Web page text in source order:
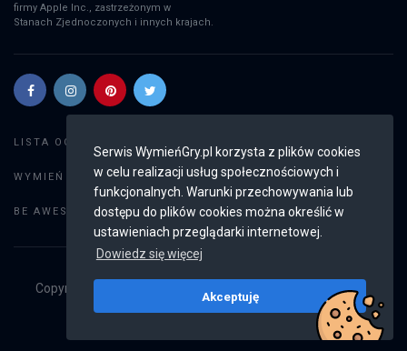
Serwis WymieńGry.pl korzysta z plików cookies
w celu realizacji usług społecznościowych i
funkcjonalnych. Warunki przechowywania lub
dostępu do plików cookies można określić w
ustawieniach przeglądarki internetowej.
Dowiedz się więcej
Akceptuję
firmy Apple Inc., zastrzeżonym w
Stanach Zjednoczonych i innych krajach.
LISTA OGŁOSZEŃ:
WYMIEŃ GRY: Dodaj ogłoszenie
BE AWESOME: Weryfikacja konta
Copyright © 2019 - 2026
Wszystkie prawa
v2.8.4